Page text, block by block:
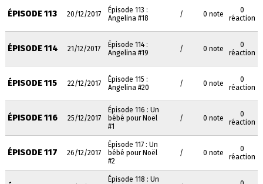
ÉPISODE 113 20/12/2017
Épisode 113 :
Angelina #18
/ 0 note
0
réaction
ÉPISODE 114 21/12/2017
Épisode 114 :
Angelina #19
/ 0 note
0
réaction
ÉPISODE 115 22/12/2017
Épisode 115 :
Angelina #20
/ 0 note
0
réaction
ÉPISODE 116 25/12/2017
Épisode 116 : Un
bébé pour Noël
#1
/ 0 note
0
réaction
ÉPISODE 117 26/12/2017
Épisode 117 : Un
bébé pour Noël
#2
/ 0 note
0
réaction
Épisode 118 : Un